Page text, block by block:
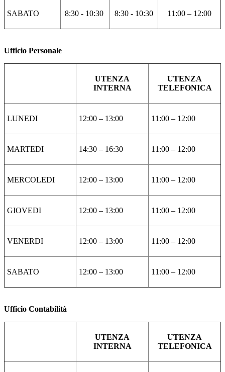
SABATO 8:30 - 10:30 8:30 - 10:30 11:00 – 12:00
Ufficio Personale
UTENZA
INTERNA
UTENZA
TELEFONICA
LUNEDI 12:00 – 13:00 11:00 – 12:00
MARTEDI 14:30 – 16:30 11:00 – 12:00
MERCOLEDI 12:00 – 13:00 11:00 – 12:00
GIOVEDI 12:00 – 13:00 11:00 – 12:00
VENERDI 12:00 – 13:00 11:00 – 12:00
SABATO 12:00 – 13:00 11:00 – 12:00
Ufficio Contabilità
UTENZA
INTERNA
UTENZA
TELEFONICA